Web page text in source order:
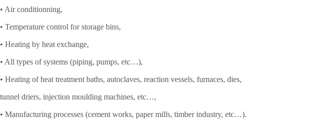
• Air conditionning,
• Temperature control for storage bins,
• Heating by heat exchange,
• All types of systems (piping, pumps, etc…),
• Heating of heat treatment baths, autoclaves, reaction vessels, furnaces, dies,
tunnel driers, injection moulding machines, etc…,
• Manufacturing processes (cement works, paper mills, timber industry, etc…).